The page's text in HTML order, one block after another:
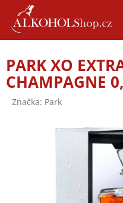
obsah
PARK XO
CHAMPAGNE
Značka: Park